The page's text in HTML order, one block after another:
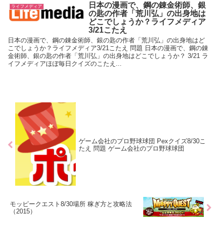
ライフメディア
日本の漫画で、鋼の錬金術師、銀
の匙の作者「荒川弘」の出身地は
どこでしょうか？ライフメディア
3/21こたえ
日本の漫画で、鋼の錬金術師、銀の匙の作者「荒川弘」の出身地はど
こでしょうか？ライフメディア3/21こたえ 問題 日本の漫画で、鋼の錬
金術師、銀の匙の作者「荒川弘」の出身地はどこでしょうか？ 3/21 ラ
イフメディアほぼ毎日クイズのこたえ...
ゲーム会社のプロ野球球団 Pexクイズ8/30こ
たえ 問題 ゲーム会社のプロ野球球団
モッピークエスト8/30場所 稼ぎ方と攻略法
（2015）